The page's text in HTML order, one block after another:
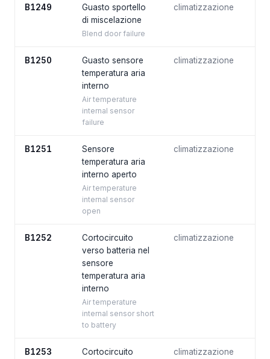
B1249
Guasto sportello
di miscelazione
Blend door failure
climatizzazione
B1250
Guasto sensore
temperatura aria
interno
Air temperature
internal sensor
failure
climatizzazione
B1251
Sensore
temperatura aria
interno aperto
Air temperature
internal sensor
open
climatizzazione
B1252
Cortocircuito
verso batteria nel
sensore
temperatura aria
interno
Air temperature
internal sensor short
to battery
climatizzazione
B1253
Cortocircuito
climatizzazione